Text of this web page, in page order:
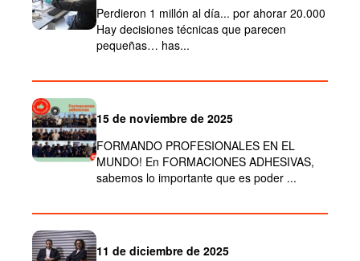
Perdieron 1 millón al día... por ahorar 20.000
Hay decisiones técnicas que parecen
pequeñas… has...
15 de noviembre de 2025
FORMANDO PROFESIONALES EN EL
MUNDO! En FORMACIONES ADHESIVAS,
sabemos lo importante que es poder ...
11 de diciembre de 2025